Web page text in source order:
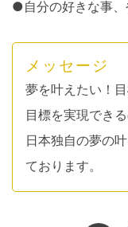
●自分の好きな事
メッセージ
夢を叶えたい！
目標を実現できる
日本独自の夢の
ております。